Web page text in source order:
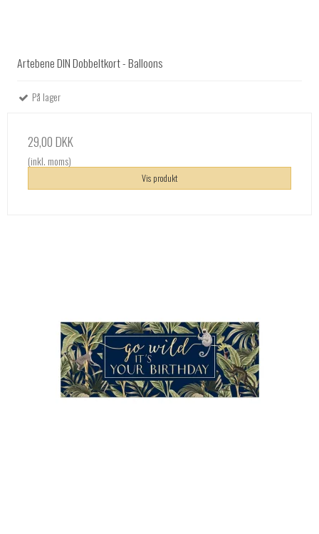
Artebene DIN Dobbeltkort - Balloons
På lager
29,00 DKK
(inkl. moms)
Vis produkt